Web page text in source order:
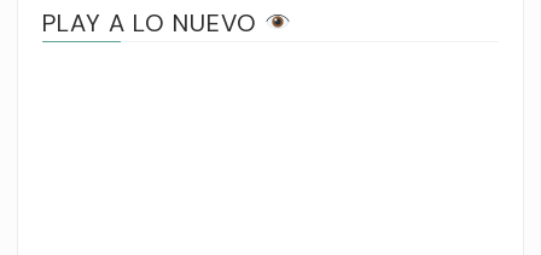
PLAY A LO NUEVO